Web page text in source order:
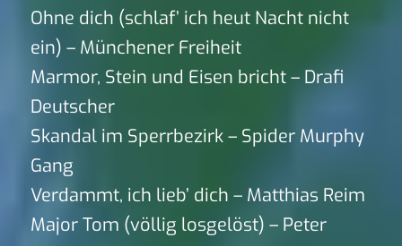
Ohne dich (schlaf’ ich heut Nacht nicht
ein) – Münchener Freiheit
Marmor, Stein und Eisen bricht – Drafi
Deutscher
Skandal im Sperrbezirk – Spider Murphy
Gang
Verdammt, ich lieb’ dich – Matthias Reim
Major Tom (völlig losgelöst) – Peter